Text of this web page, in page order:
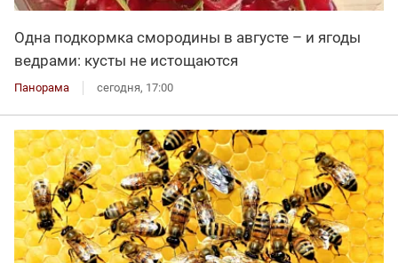
Одна подкормка смородины в августе – и ягоды
ведрами: кусты не истощаются
Панорама сегодня, 17:00